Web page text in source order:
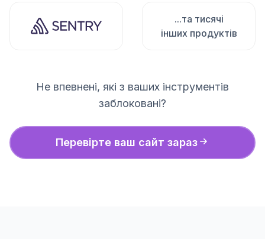
...та тисячі
інших продуктів
Не впевнені, які з ваших інструментів
заблоковані?
Перевірте ваш сайт зараз